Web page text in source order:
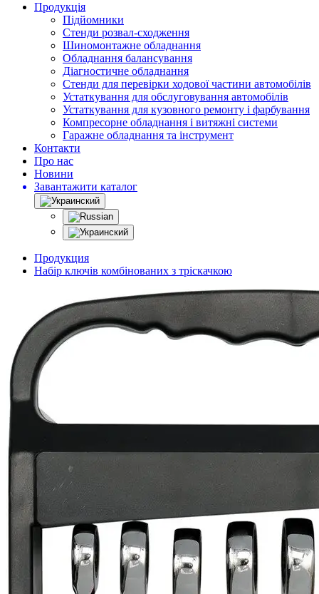
Продукція
Підйомники
Стенди розвал-сходження
Шиномонтажне обладнання
Обладнання балансування
Діагностичне обладнання
Стенди для перевірки ходової частини автомобілів
Устаткування для обслуговування автомобілів
Устаткування для кузовного ремонту і фарбування
Компресорне обладнання і витяжні системи
Гаражне обладнання та інструмент
Контакти
Про нас
Новини
Завантажити каталог
Продукция
Набір ключів комбінованих з тріскачкою